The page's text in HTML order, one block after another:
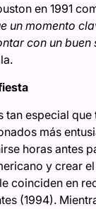
en 1991
un momento
con un buen
tan especial
más
horas antes
y crear
coinciden en
(1994).